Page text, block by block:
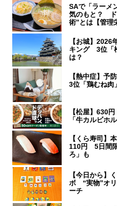
SAで「ラーメ
気のもと？ ド
術”とは【管理
【お城】2026
キング 3位「
は？
【熱中症】予
3位「鶏むね肉
【松屋】630
「牛カルビホ
【くら寿司】
110円 5日間
ろ」も
【今日から】
ボ “実物”オリ
ーチ